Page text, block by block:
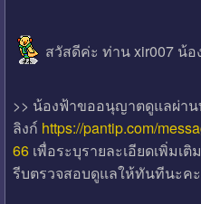
สวัสดีค่ะ ท่าน xir007 น้
>> น้องฟ้าขออนุญาตดูแลผ่า
ลิงก์ https://pantip.com/
66เพื่อระบุรายละเอียดเพิ่มเ
รีบตรวจสอบดูแลให้ทันทีนะคะ